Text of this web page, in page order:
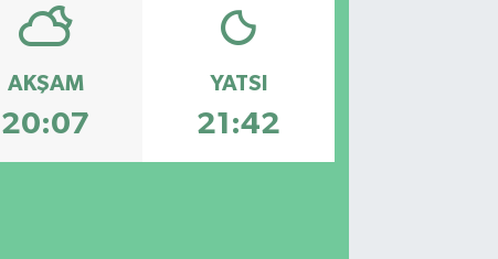
AKŞAM
20:07
YATSI
21:42